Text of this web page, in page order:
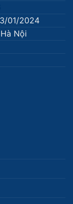
01/2024
Nội